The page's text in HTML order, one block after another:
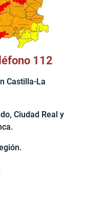
112
Castilla-La
Ciudad Real y